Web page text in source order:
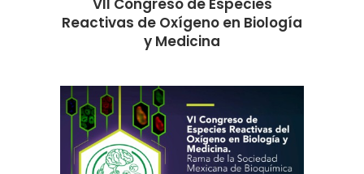
VII Congreso de Especies
Reactivas de Oxígeno en Biología
y Medicina